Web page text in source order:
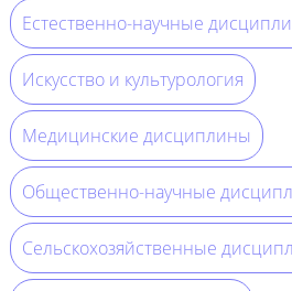
Естественно-научные
Искусство и культурология
Медицинские дисциплины
Общественно-научные
Сельскохозяйственные